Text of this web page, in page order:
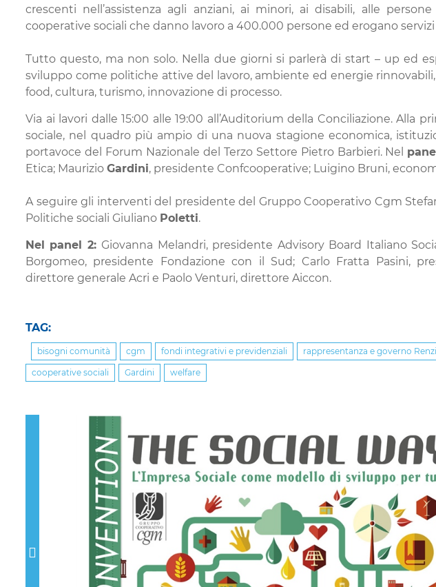
crescenti nell’assistenza agli anziani, ai minori, ai disabili, alle
cooperative sociali che danno lavoro a 400.000 persone ed erogano
Tutto questo, ma non solo. Nella due giorni si parlerà distart – up ed
sviluppo come politiche attive del lavoro, ambiente ed energie
food, cultura, turismo, innovazione di processo.
Via ai lavori dalle 15:00 alle 19:00 all’Auditorium della Conciliazione. Alla
sociale, nel quadro più ampio di una nuova stagione economica,
portavoce del Forum Nazionale del Terzo Settore Pietro Barbieri. Nel
Etica; Maurizio Gardini, presidente Confcooperative; Luigino Bruni,
A seguire gli interventi del presidente del Gruppo Cooperativo Cgm
Politiche sociali Giuliano Poletti.
Nel panel 2: Giovanna Melandri, presidente Advisory Board Italiano
Borgomeo, presidente Fondazione con il Sud; Carlo Fratta Pasini,
direttore generale Acri e Paolo Venturi, direttore Aiccon.
TAG:
bisogni comunità cgm fondi integrativi e previdenziali rappresentanza e governo Renzi
cooperative sociali Gardini welfare